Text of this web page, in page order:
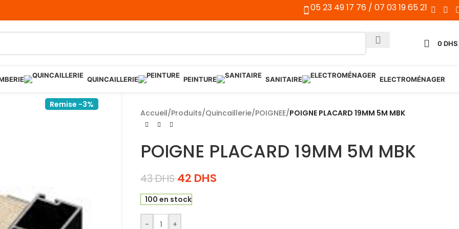
05 23 49 17 76 / 07 03 19 65 21
0DHS
QUINCAILLERIE PEINTURE SANITAIRE ELECTROMÉNAGER
Remise -3%
Accueil/Produits/Quincaillerie/POIGNEE/POIGNE PLACARD 19MM 5M MBK
POIGNE PLACARD 19MM 5M MBK
43DHS 42 DHS
100 en stock
- +